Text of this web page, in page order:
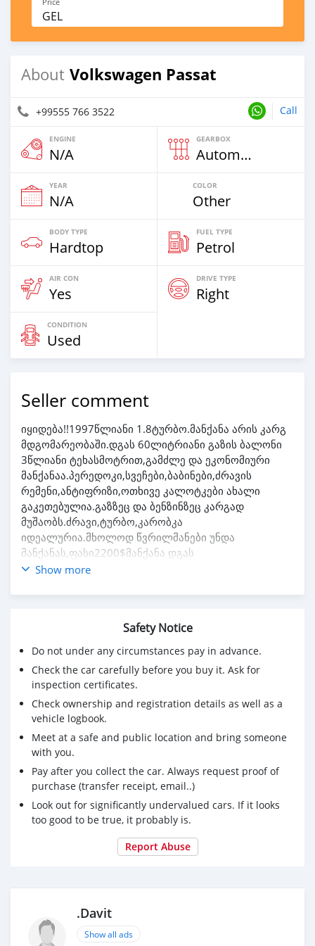
GEL
About Volkswagen Passat
+99555 766 3522 Call
ENGINE
N/A
GEARBOX
Automatic
YEAR
N/A
COLOR
Other
BODY TYPE
Hardtop
FUEL TYPE
Petrol
AIR CON
Yes
DRIVE TYPE
Right
CONDITION
Used
Seller comment
იყიდება!!1997წლიანი 1.8ტურბო.მანქანა არის კარგ
მდგომარეობაში.დგას 60ლიტრიანი გაზის ბალონი
3წლიანი ტეხასმოტრით,გამძლე და ეკონომიური
მანქანაა.პერედოკი,სვეჩები,ბაბინები,ძრავის
რემენი,ანტიფრიზი,ოთხივე კალოტკები ახალი
გაკეთებულია.გაზზეც და ბენზინზეც კარგად
მუშაობს.ძრავი,ტურბო,კარობკა
იდეალურია.მხოლოდ წვრილმანები უნდა
მანქანას,ფასი2200$მანქანა დგას
თერჯოლაში.557663522 ან გავცვლი მაღალ
Show more
Safety Notice
Do not under any circumstances pay in advance.
Check the car carefully before you buy it. Ask for
inspection certificates.
Check ownership and registration details as well as a
vehicle logbook.
Meet at a safe and public location and bring someone
with you.
Pay after you collect the car. Always request proof of
purchase (transfer receipt, email..)
Look out for significantly undervalued cars. If it looks
too good to be true, it probably is.
Report Abuse
.Davit
Show all ads